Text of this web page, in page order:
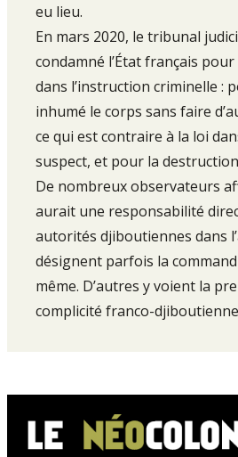
eu lieu.
En mars 2020, le tribunal
condamné l’État français
dans l’instruction criminelle :
inhumé le corps sans faire
ce qui est contraire à la loi
suspect, et pour la
De nombreux observateurs
aurait une responsabilité
autorités djiboutiennes dans
désignent parfois la
même. D’autres y voient la
complicité franco-